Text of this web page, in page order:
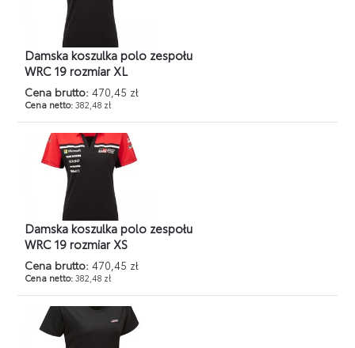
Damska koszulka polo zespołu
WRC 19 rozmiar XL
Cena brutto: 470,45 zł
Cena netto:382,48 zł
Damska koszulka polo zespołu
WRC 19 rozmiar XS
Cena brutto: 470,45 zł
Cena netto:382,48 zł